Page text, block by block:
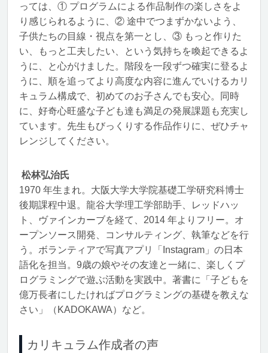
っては、① プログラムによる作品制作の楽しさをよ
り感じられるように、② 途中でつまずかないよう、
子供たちの目線・視点を第一とし、③ もっと作りた
い、もっと工夫したい、という気持ちを喚起できるよ
うに、と心がけました。階段を一段ずつ確実に登るよ
うに、順を追ってより高度な内容に進んでいけるカリ
キュラム構成で、初めてのお子さんでも安心。同時
に、好奇心旺盛な子ども達も満足の発展課題も充実し
ています。先生もびっくりする作品作りに、ぜひチャ
レンジしてください。
松林弘治氏
1970 年生まれ。大阪大学大学院基礎工学研究科博士
後期課程中退。龍谷大学理工学部助手、レッドハッ
ト、ヴァインカーブを経て、2014 年よりフリー。オ
ープンソース開発、コンサルティング、執筆などを行
う。ボランティアで写真アプリ「Instagram」の日本
語化を担当。9歳の娘やその友達と一緒に、楽しくプ
ログラミングで遊ぶ活動を実践中。著書に「子どもを
億万長者にしたければプログラミングの基礎を教えな
さい」（KADOKAWA）など。
カリキュラム作成者の声